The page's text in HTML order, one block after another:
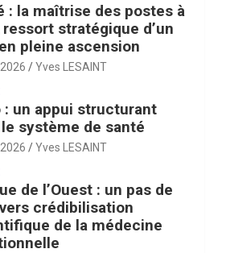
: la maîtrise des postes à
ressort stratégique d’un
pleine ascension
Yves LESAINT
: un appui structurant
système de santé
Yves LESAINT
de l’Ouest : un pas de
crédibilisation
de la médecine